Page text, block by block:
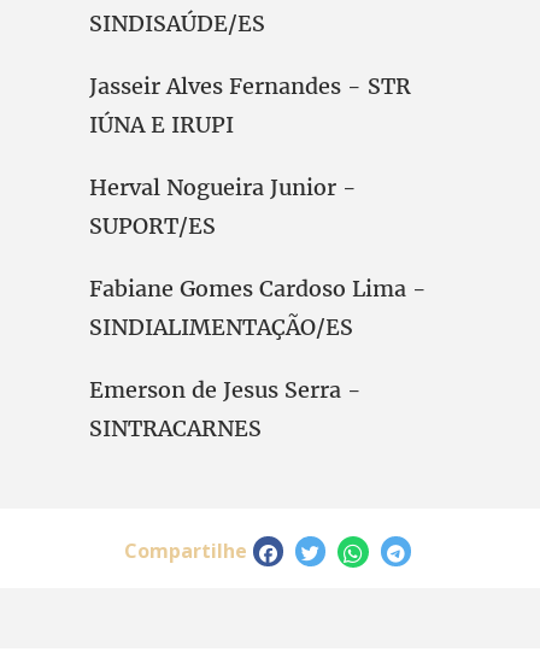
SINDISAÚDE/ES
Jasseir Alves Fernandes - STR
IÚNA E IRUPI
Herval Nogueira Junior -
SUPORT/ES
Fabiane Gomes Cardoso Lima -
SINDIALIMENTAÇÃO/ES
Emerson de Jesus Serra -
SINTRACARNES
Compartilhe